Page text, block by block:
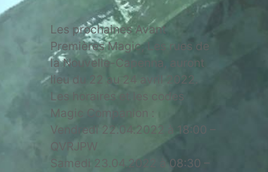
Les prochaines Avant
Premières Magic, Les rues de
la Nouvelle-Capenna, auront
lieu du 22 au 24 avril 2022.
Les horaires et les codes
Magic Companion :
Vendredi 22.04.2022 à 18:00 –
QVRJPW
Samedi 23.04.2022 à 08:30 –